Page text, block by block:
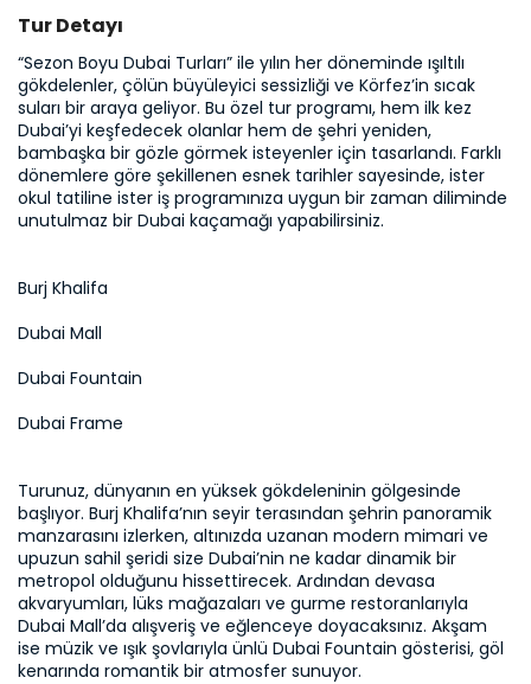
Tur Detayı
“Sezon Boyu Dubai Turları” ile yılın her döneminde ışıltılı
gökdelenler, çölün büyüleyici sessizliği ve Körfez’in sıcak
suları bir araya geliyor. Bu özel tur programı, hem ilk kez
Dubai’yi keşfedecek olanlar hem de şehri yeniden,
bambaşka bir gözle görmek isteyenler için tasarlandı. Farklı
dönemlere göre şekillenen esnek tarihler sayesinde, ister
okul tatiline ister iş programınıza uygun bir zaman diliminde
unutulmaz bir Dubai kaçamağı yapabilirsiniz.
Burj Khalifa
Dubai Mall
Dubai Fountain
Dubai Frame
Turunuz, dünyanın en yüksek gökdeleninin gölgesinde
başlıyor. Burj Khalifa’nın seyir terasından şehrin panoramik
manzarasını izlerken, altınızda uzanan modern mimari ve
upuzun sahil şeridi size Dubai’nin ne kadar dinamik bir
metropol olduğunu hissettirecek. Ardından devasa
akvaryumları, lüks mağazaları ve gurme restoranlarıyla
Dubai Mall’da alışveriş ve eğlenceye doyacaksınız. Akşam
ise müzik ve ışık şovlarıyla ünlü Dubai Fountain gösterisi, göl
kenarında romantik bir atmosfer sunuyor.